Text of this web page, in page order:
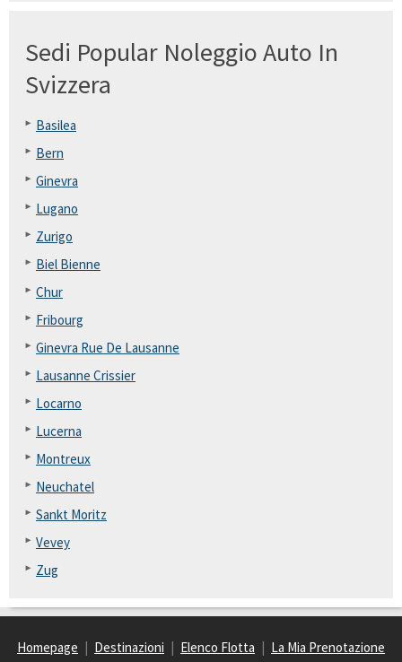
Sedi Popular Noleggio Auto In
Svizzera
Basilea
Bern
Ginevra
Lugano
Zurigo
Biel Bienne
Chur
Fribourg
Ginevra Rue De Lausanne
Lausanne Crissier
Locarno
Lucerna
Montreux
Neuchatel
Sankt Moritz
Vevey
Zug
Homepage | Destinazioni | Elenco Flotta | La Mia Prenotazione